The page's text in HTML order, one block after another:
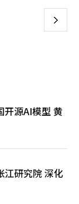
者的经营环境已
（经总）常务理
企业无法承担利
。在支付能力已
示：“77.6%的
认为明年的
，近一半的企业
劳资双方应围绕
的判断依据，扩
望能朝着社会上
的截止日期为劳
然而，法定审
工资委员会将通
12000韩元是为
追求更好生活的
5人以下企业的
政策本部长杨玉
导致就业减少、
需考虑中小企
方基于客观资料
资的决定应综合
生产率和收入分
，扩大理解的讨
部长请求最低工
规定，并非必须
来说，可以通过
在于我们经济的
而至，消费疲软
涨，但许多商家
高价格、减少工
，在街头随处可
分析。然而，现
，与大企业与工
十二小时，却收
此，当
甲与乙的对立。
难以再承受。双
下
开源AI模型 黄
江研究院 深化